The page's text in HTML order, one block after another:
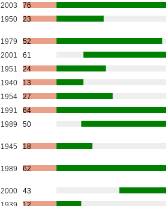
2003
76
1950 23
1979
52
2001
61
1951
24
1940
13
1954
27
1991
64
1989 50
1945 18
1989 62
2000
43